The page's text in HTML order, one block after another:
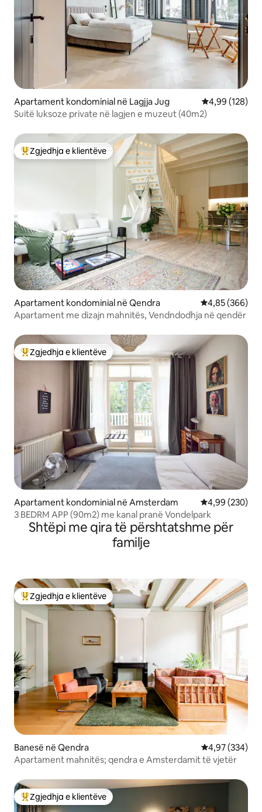
Apartament kondominial në Lagjja Jug Vlerësimi
4,99 (128)
Suitë luksoze private në lagjen e muzeut (40m2)
Më të mirat e zgjedhjeve të klientëve
Zgjedhja e klientëve
Apartament kondominial në Qendra Vlerësimi
4,85 (366)
Apartament me dizajn mahnitës, Vendndodhja në qendër
Më të mirat e zgjedhjeve të klientëve
Zgjedhja e klientëve
Apartament kondominial në Amsterdam Vlerësimi
4,99 (230)
3 BEDRM APP (90m2) me kanal pranë Vondelpark
Shtëpi me qira të përshtatshme për
familje
Më të mirat e zgjedhjeve të klientëve
Zgjedhja e klientëve
Banesë në Qendra Vlerësimi
4,97 (334)
Apartament mahnitës; qendra e Amsterdamit të vjetër
Më të mirat e zgjedhjeve të klientëve
Zgjedhja e klientëve